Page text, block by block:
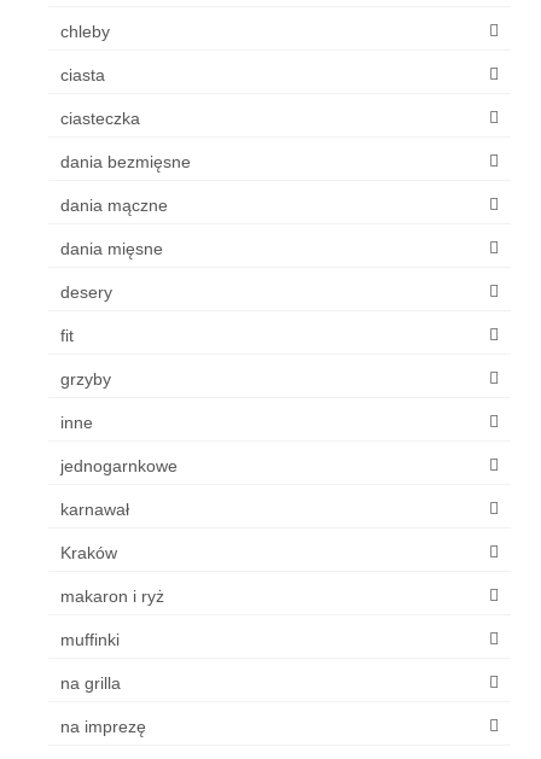
chleby
ciasta
ciasteczka
dania bezmięsne
dania mączne
dania mięsne
desery
fit
grzyby
inne
jednogarnkowe
karnawał
Kraków
makaron i ryż
muffinki
na grilla
na imprezę